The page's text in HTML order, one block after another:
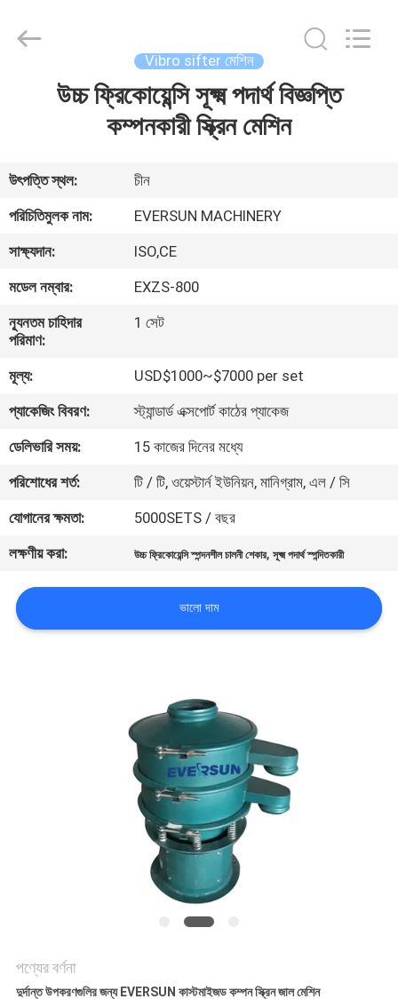
VR
প্রদর্শন
আমাদের
সম্পর্কে
কারখানা
ভ্রমণ
মান
নিয়ন্ত্রণ
যোগাযোগ
করুন
Vibro sifter মেশিন
উচ্চ ফ্রিকোয়েন্সি সূক্ষ্ম পদার্থ বিজ্ঞপ্তি
কম্পনকারী স্ক্রিন মেশিন
উৎপত্তি স্থল:
চীন
পরিচিতিমুলক নাম:
EVERSUN MACHINERY
সাক্ষ্যদান:
ISO,CE
মডেল নম্বার:
EXZS-800
ন্যূনতম চাহিদার
পরিমাণ:
1 সেট
মূল্য:
USD$1000~$7000 per set
প্যাকেজিং বিবরণ:
স্ট্যান্ডার্ড এক্সপোর্ট কাঠের প্যাকেজ
ডেলিভারি সময়:
15 কাজের দিনের মধ্যে
পরিশোধের শর্ত:
টি / টি, ওয়েস্টার্ন ইউনিয়ন, মানিগ্রাম, এল / সি
যোগানের ক্ষমতা:
5000SETS / বছর
লক্ষণীয় করা:
উচ্চ ফ্রিকোয়েন্সি স্পন্দনশীল চালনী শেকার,সূক্ষ্ম পদার্থ স্পন্দিতকারী
ভালো দাম
পণ্যের বর্ণনা
দুর্দান্ত উপকরণগুলির জন্য EVERSUN কাস্টমাইজড কম্পন স্ক্রিন জাল মেশিন